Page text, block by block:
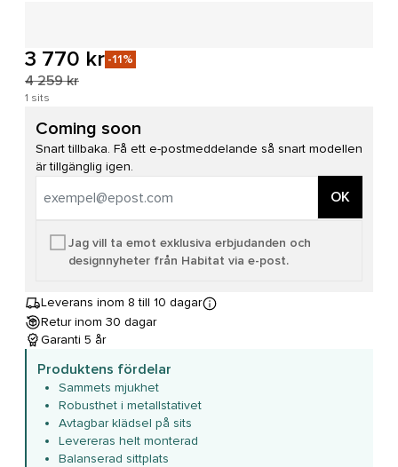
3 770 kr -11%
4 259 kr
1 sits
Coming soon
Snart tillbaka. Få ett e-postmeddelande så snart modellen
är tillgänglig igen.
OK
Jag vill ta emot exklusiva erbjudanden och
designnyheter från Habitat via e-post.
Leverans inom 8 till 10 dagar
Retur inom 30 dagar
Garanti 5 år
Produktens fördelar
Sammets mjukhet
Robusthet i metallstativet
Avtagbar klädsel på sits
Levereras helt monterad
Balanserad sittplats